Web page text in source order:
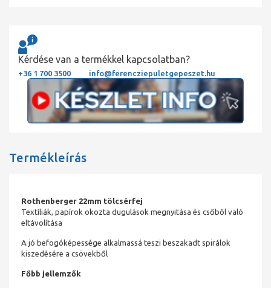
Kérdése van a termékkel kapcsolatban?
+36 1 700 3500 info@ferencziepuletgepeszet.hu
Termékleírás
Rothenberger 22mm tölcsérfej
Textíliák, papírok okozta dugulások megnyitása és csőből való
eltávolítása
A jó befogóképessége alkalmassá teszi beszakadt spirálok
kiszedésére a csövekből
Főbb jellemzők